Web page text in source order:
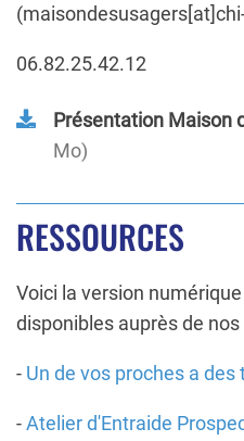
06.82.25.42.12
Présentation Maison
Mo
RESSOURCES
Voici la version
disponibles auprès de nos
- Un de vos proches a
-Atelier d'Entraide